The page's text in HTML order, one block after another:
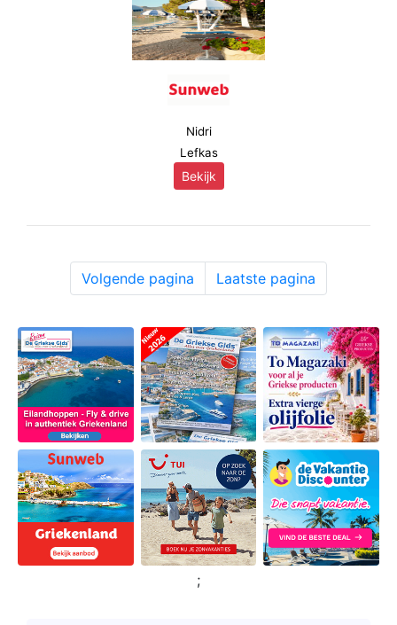
Nidri
Lefkas
Bekijk
Volgende pagina Laatste pagina
;